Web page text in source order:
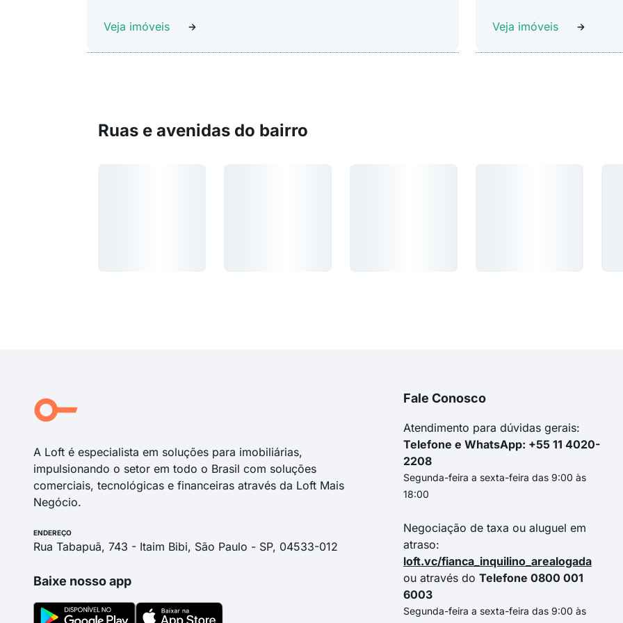
Veja imóveis Veja imóveis
Ruas e avenidas do bairro
A Loft é especialista em soluções para imobiliárias,
impulsionando o setor em todo o Brasil com soluções
comerciais, tecnológicas e financeiras através da Loft Mais
Negócio.
ENDEREÇO
Rua Tabapuã, 743 - Itaim Bibi, São Paulo - SP, 04533-012
Baixe nosso app
Fale Conosco
Atendimento para dúvidas gerais:
Telefone e WhatsApp: +55 11 4020-
2208
Segunda-feira a sexta-feira das 9:00 às
18:00
Negociação de taxa ou aluguel em
atraso:
loft.vc/fianca_inquilino_arealogada
ou através do Telefone 0800 001
6003
Segunda-feira a sexta-feira das 9:00 às